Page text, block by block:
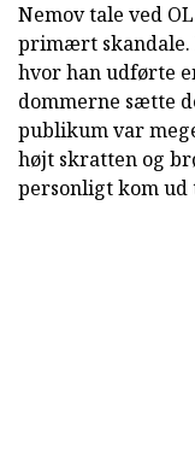
Nemov tale ved
primært skandale.
hvor han udførte
dommerne sætte
publikum var
højt skratten og
personligt kom ud